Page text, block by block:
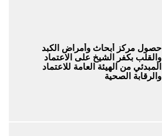
حصول مركز أبحاث وأمراض الكبد
والقلب بكفر الشيخ على الاعتماد
المبدئي من الهيئة العامة للاعتماد
والرقابة الصحية